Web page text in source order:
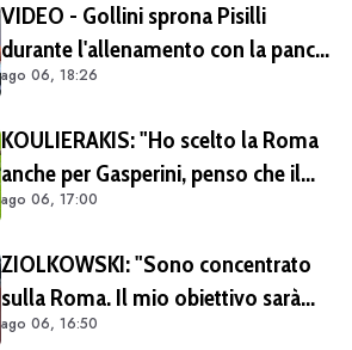
VIDEO - Gollini sprona Pisilli
durante l'allenamento con la panca
piana: "Vai Piso! Forza!"
ago 06, 18:26
KOULIERAKIS: "Ho scelto la Roma
anche per Gasperini, penso che il
suo stile di gioco sia adatto alle mie
ago 06, 17:00
ZIOLKOWSKI: "Sono concentrato
sulla Roma. Il mio obiettivo sarà
giocare il più possibile. La
ago 06, 16:50